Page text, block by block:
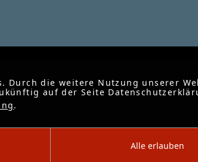
Durch die weitere Nutzung unserer
auf der Seite
.
Alle erlauben